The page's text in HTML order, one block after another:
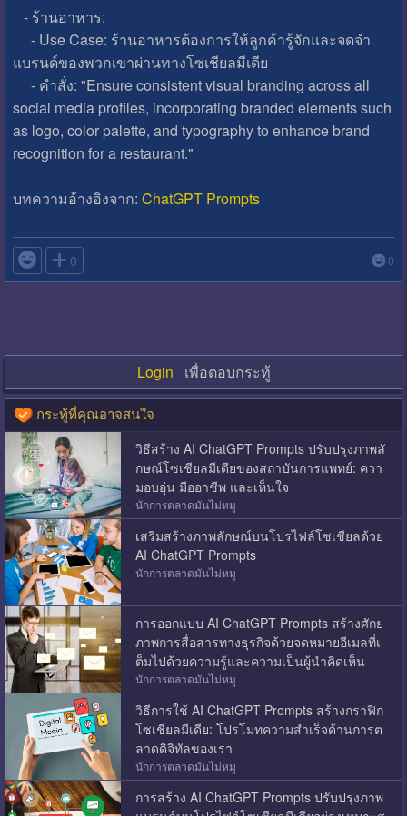
- ร้านอาหาร:
- Use Case: ร้านอาหารต้องการให้ลูกค้ารู้จักและจดจำ
แบรนด์ของพวกเขาผ่านทางโซเชียลมีเดีย
- คำสั่ง: "Ensure consistent visual branding across all
social media profiles, incorporating branded elements such
as logo, color palette, and typography to enhance brand
recognition for a restaurant."
บทความอ้างอิงจาก: ChatGPT Prompts
 0 0
Login เพื่อตอบกระทู้
กระทู้ที่คุณอาจสนใจ
วิธีสร้าง AI ChatGPT Prompts ปรับปรุงภาพลั
กษณ์โซเชียลมีเดียของสถาบันการแพทย์: ควา
มอบอุ่น มืออาชีพ และเห็นใจ
นักการตลาดมันไม่หมู
เสริมสร้างภาพลักษณ์บนโปรไฟล์โซเชียลด้วย
AI ChatGPT Prompts
นักการตลาดมันไม่หมู
การออกแบบ AI ChatGPT Prompts สร้างศักย
ภาพการสื่อสารทางธุรกิจด้วยจดหมายอีเมลที่เ
ต็มไปด้วยความรู้และความเป็นผู้นำคิดเห็น
นักการตลาดมันไม่หมู
วิธีการใช้ AI ChatGPT Prompts สร้างกราฟิก
โซเชียลมีเดีย: โปรโมทความสำเร็จด้านการต
ลาดดิจิทัลของเรา
นักการตลาดมันไม่หมู
การสร้าง AI ChatGPT Prompts ปรับปรุงภาพ